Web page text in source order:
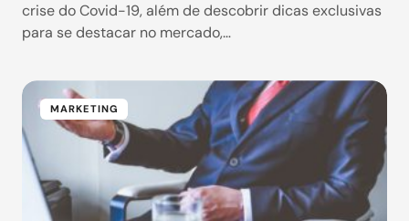
crise do Covid-19, além de descobrir dicas exclusivas
para se destacar no mercado,…
MARKETING